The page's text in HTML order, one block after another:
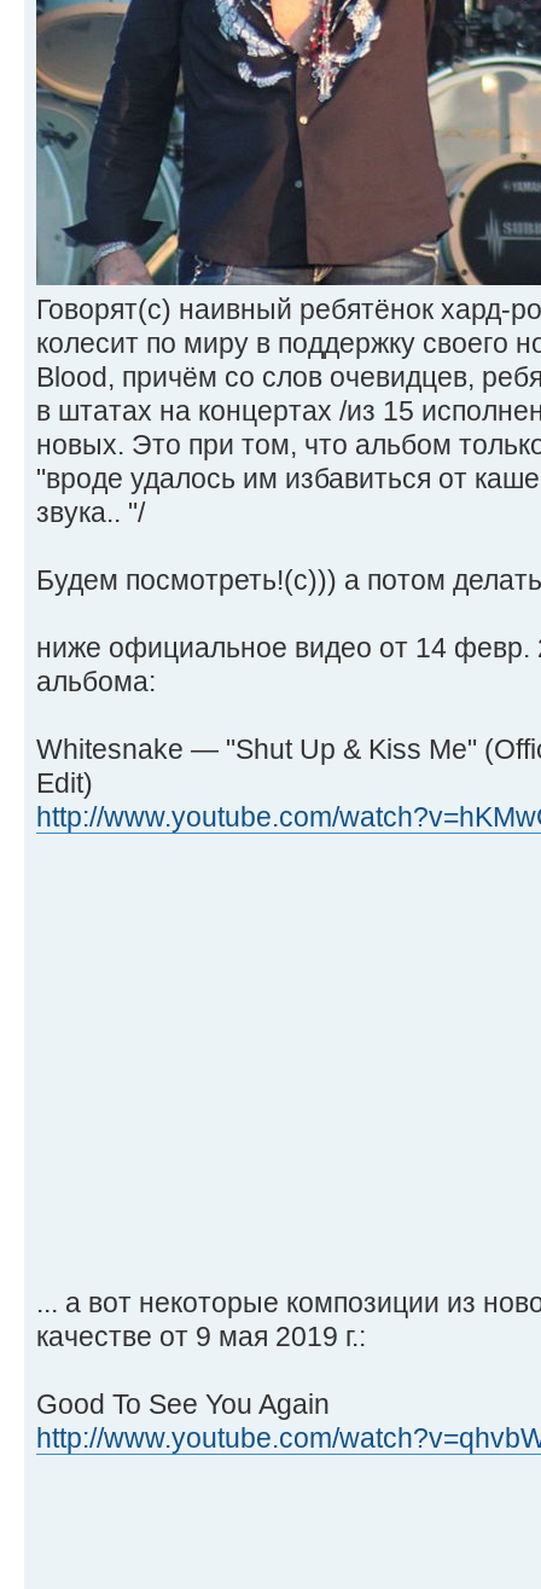
Говорят(с) наивный ребятёнок хард-
колесит по миру в поддержку своего
Blood, причём со слов очевидцев,
в штатах на концертах /из 15
новых. Это при том, что альбом
"вроде удалось им избавиться от
звука.. "/
Будем посмотреть!(с))) а потом
ниже официальное видео от 14 февр.
альбома:
Whitesnake — "Shut Up & Kiss Me"
Edit)
http://www.youtube.com/
... а вот некоторые композиции из
качестве от 9 мая 2019 г.:
Good To See You Again
http://www.youtube.com/